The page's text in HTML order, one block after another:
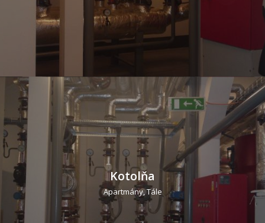
Kotolňa
Apartmány, Tále